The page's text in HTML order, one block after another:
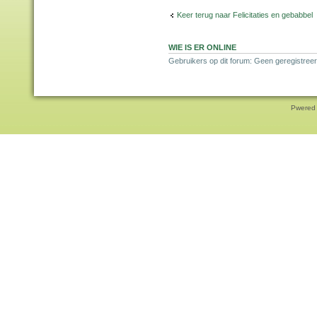
Keer terug naar Felicitaties en gebabbel
WIE IS ER ONLINE
Gebruikers op dit forum: Geen